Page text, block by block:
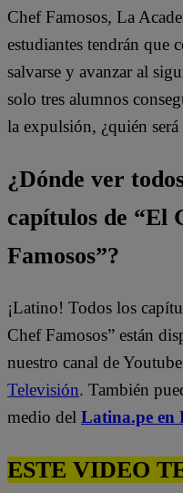
Chef Famosos, La
estudiantes tendrán que
salvarse y avanzar al
solo tres alumnos
la expulsión, ¿quién
¿Dónde ver
capítulos de “El
Famosos”?
¡Latino! Todos los
Chef Famosos” están
nuestro canal de
Televisión. También
medio del Latina.pe en
ESTE VIDEO